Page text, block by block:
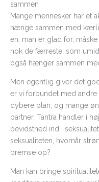
sammen
Mange mennesker har et
hænge sammen med
en, man er glad for,
nok de færreste, som
også hænger sammen
Men egentlig giver det
er vi forbundet med
dybere plan, og mange
partner. Tantra handler i
bevidsthed ind i
seksualiteten, hvornår
bremse op?
Man kan bringe